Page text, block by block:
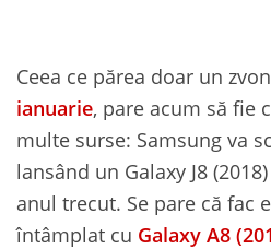
Ceea ce părea doar un
ianuarie, pare acum să fie
multe surse: Samsung va
lansând un Galaxy J8
anul trecut. Se pare că fac
întâmplat cu Galaxy A8